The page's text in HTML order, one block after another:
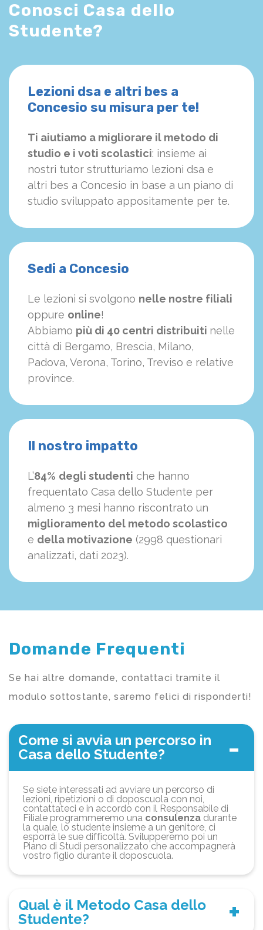
Conosci Casa dello
Studente?
Lezioni dsa e altri bes a
Concesio su misura per te!
Ti aiutiamo a migliorare il metodo di
studio e i voti scolastici: insieme ai
nostri tutor strutturiamo lezioni dsa e
altri bes a Concesio in base a un piano di
studio sviluppato appositamente per te.
Sedi a Concesio
Le lezioni si svolgono nelle nostre filiali
oppure online!
Abbiamo più di 40 centri distribuiti nelle
città di Bergamo, Brescia, Milano,
Padova, Verona, Torino, Treviso e relative
province.
Il nostro impatto
L’84% degli studenti che hanno
frequentato Casa dello Studente per
almeno 3 mesi hanno riscontrato un
miglioramento del metodo scolastico
e della motivazione (2998 questionari
analizzati, dati 2023).
Domande Frequenti
Se hai altre domande, contattaci tramite il
modulo sottostante, saremo felici di risponderti!
Come si avvia un percorso in
Casa dello Studente?
Se siete interessati ad avviare un percorso di
lezioni, ripetizioni o di doposcuola con noi,
contattateci e in accordo con il Responsabile di
Filiale programmeremo una consulenza durante
la quale, lo studente insieme a un genitore, ci
esporrà le sue difficoltà. Svilupperemo poi un
Piano di Studi personalizzato che accompagnerà
vostro figlio durante il doposcuola.
Qual è il Metodo Casa dello
Studente?